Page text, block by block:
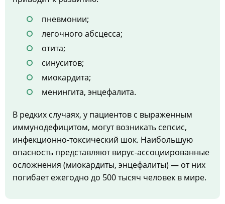
пневмонии;
легочного абсцесса;
отита;
синуситов;
миокардита;
менингита, энцефалита.
В редких случаях, у пациентов с выраженным
иммунодефицитом, могут возникать сепсис,
инфекционно-токсический шок. Наибольшую
опасность представляют вирус-ассоциированные
осложнения (миокардиты, энцефалиты) — от них
погибает ежегодно до 500 тысяч человек в мире.